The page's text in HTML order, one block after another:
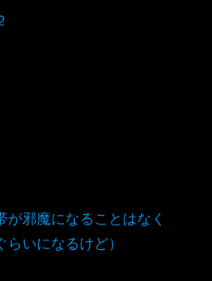
邪魔になることはなく
らいになるけど）